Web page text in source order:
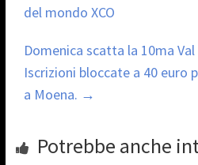
del mondo XCO
Domenica scatta la 10ma Val
Iscrizioni bloccate a 40 euro
a Moena. →
Potrebbe anche